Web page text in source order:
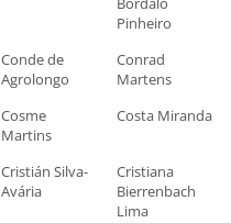
Pinheiro
Conde de
Agrolongo
Conrad
Martens
Cosme
Martins
Costa Miranda
Cristián Silva-
Avária
Cristiana
Bierrenbach
Lima